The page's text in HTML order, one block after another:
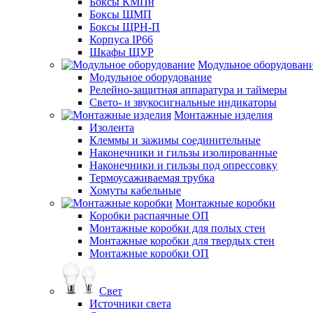
Боксы ЩМП
Боксы ЩРН-П
Корпуса IP66
Шкафы ЩУР
Модульное
Модульное оборудование
Релейно-защитная аппаратура и таймеры
Свето- и звукосигнальные индикаторы
Монтажные изделия
Изолента
Клеммы и зажимы соединительные
Наконечники и гильзы изолированные
Наконечники и гильзы под опрессовку
Термоусаживаемая трубка
Хомуты кабельные
Монтажные коробки
Коробки распаячные ОП
Монтажные коробки для полых стен
Монтажные коробки для твердых стен
Монтажные коробки ОП
Свет
Источники света